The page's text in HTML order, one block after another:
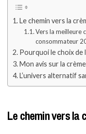
Le chemin vers la
Vers la meilleure
consommateur
Pourquoi le choix de
Mon avis sur la
L’univers alternatif
Le chemin vers la